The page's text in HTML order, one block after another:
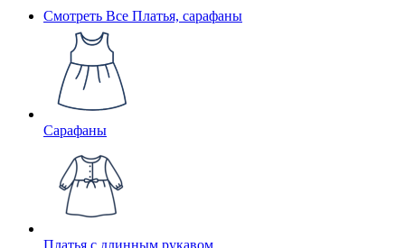
Смотреть Все Платья, сарафаны
Сарафаны
Платья с длинным рукавом